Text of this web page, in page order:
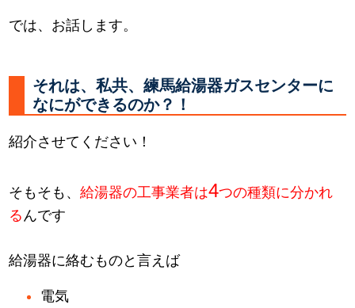
では、お話します。
それは、私共、練馬給湯器ガスセンターに
なにができるのか？！
紹介させてください！
そもそも、給湯器の工事業者は4つの種類に分かれ
る んです
給湯器に絡むものと言えば
電気